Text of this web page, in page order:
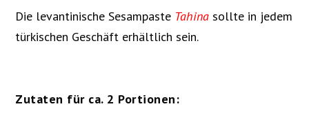
Die levantinische Sesampaste Tahina sollte in jedem
türkischen Geschäft erhältlich sein.
Zutaten für ca. 2 Portionen: